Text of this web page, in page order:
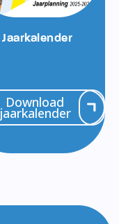
Jaarkalender
Download
jaarkalender